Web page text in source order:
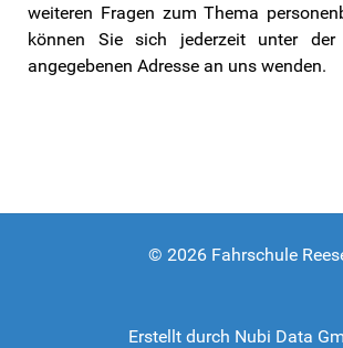
weiteren Fragen zum Thema
können Sie sich jederzeit unter der
angegebenen Adresse an uns wenden.
© 2026 Fahrschule
Erstellt durch Nubi Data